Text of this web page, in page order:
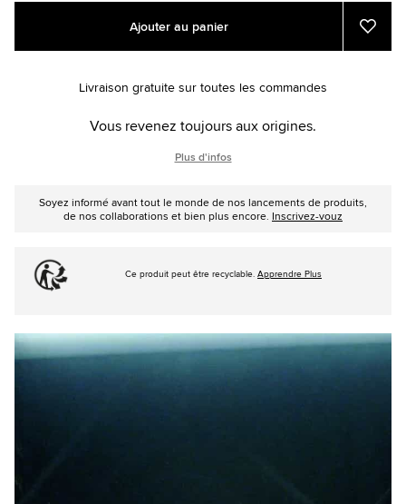
Add
cart
Product
Ajouter au panier
aux
Livraison gratuite sur toutes les commandes
Vous revenez toujours aux origines.
Plus d'infos
Soyez informé avant tout le monde de nos lancements de produits,
de nos collaborations et bien plus encore. Inscrivez-vouz
Ce produit peut être recyclable. Apprendre Plus